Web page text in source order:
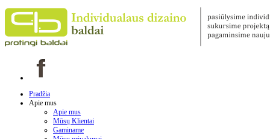
Pradžia
Apie mus
Apie mus
Mūsų Klientai
Gaminame